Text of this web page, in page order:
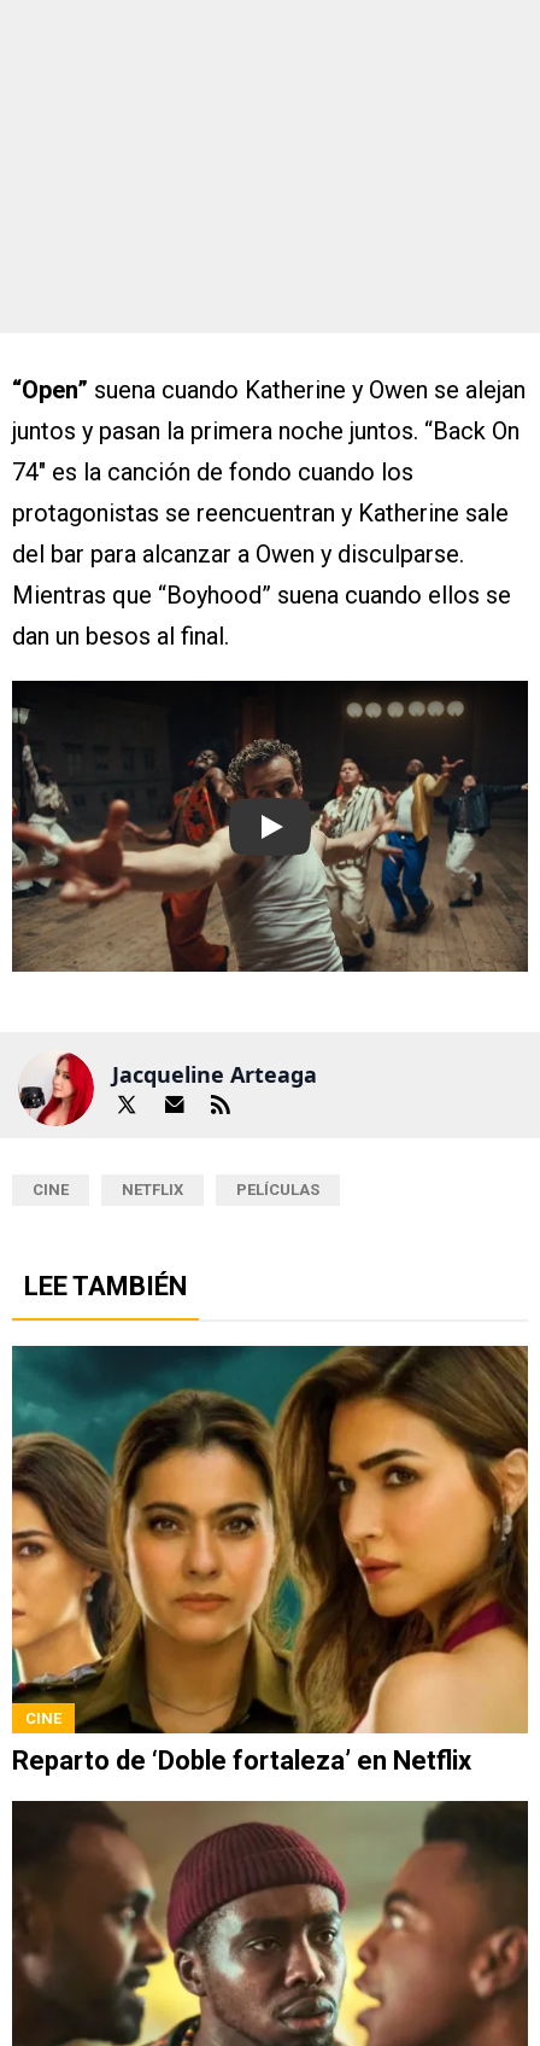
“Open” suena cuando Katherine y Owen se alejan
juntos y pasan la primera noche juntos. “Back On
74″ es la canción de fondo cuando los
protagonistas se reencuentran y Katherine sale
del bar para alcanzar a Owen y disculparse.
Mientras que “Boyhood” suena cuando ellos se
dan un besos al final.
Play
Jacqueline Arteaga
CINE NETFLIX PELÍCULAS
LEE TAMBIÉN
CINE
Reparto de ‘Doble fortaleza’ en Netflix